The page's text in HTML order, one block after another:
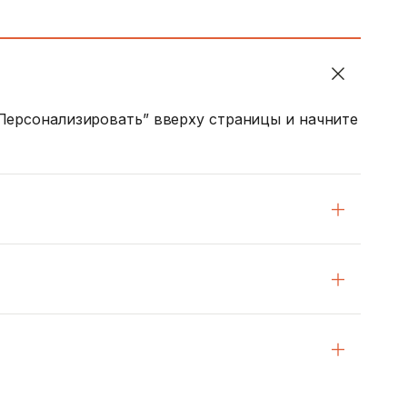
вверху страницы и начните